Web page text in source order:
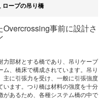
, ロープの吊り橋
事前に設計さ
力部材とする橋であり、吊りケーブ
、橋床で構成されています。吊り
主に引張力を受け、一般に引張強度
います。つり橋は材料の強度を十分
があるため、各種システム橋の中で